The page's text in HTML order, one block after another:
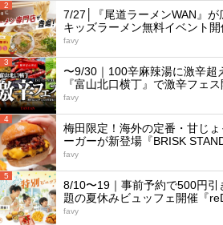
2
7/27│『尾道ラーメンWAN』が
キッズラーメン無料イベント開
favy
3
〜9/30｜100辛麻辣湯に激辛超
『富山北口横丁』で激辛フェ
favy
4
梅田限定！海外の定番・甘じ
ーガーが新登場『BRISK STAND
favy
5
8/10〜19｜事前予約で500円
題の夏休みビュッフェ開催『
favy